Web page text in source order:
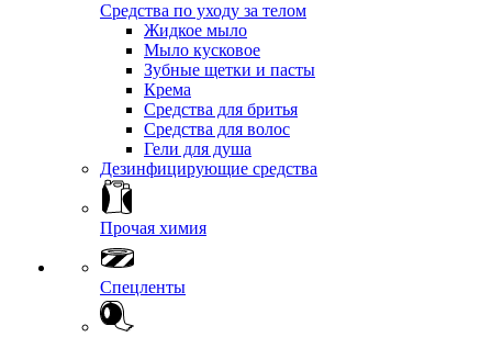
Средства по уходу за телом
Жидкое мыло
Мыло кусковое
Зубные щетки и пасты
Крема
Средства для бритья
Средства для волос
Гели для душа
Дезинфицирующие средства
Прочая химия
Спецленты